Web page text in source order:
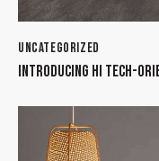
UNCATEGORIZED
INTRODUCING HI TECH-